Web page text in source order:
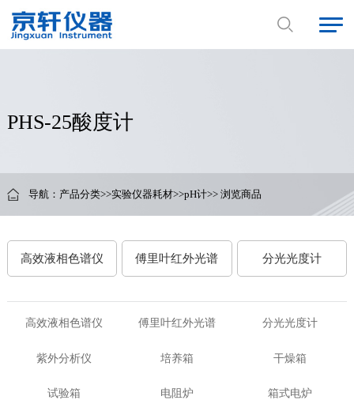
PHS-25酸度计
导航： 产品分类>>实验仪器耗材>>pH计>> 浏览商品
高效液相色谱仪 傅里叶红外光谱 分光光度计
高效液相色谱仪 傅里叶红外光谱 分光光度计
紫外分析仪 培养箱 干燥箱
试验箱 电阻炉 箱式电炉